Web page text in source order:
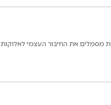
מסמלים את החיבור העצמי לאלוקות